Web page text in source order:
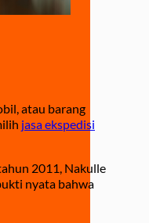
atau barang
jasa ekspedisi
2011, Nakulle
nyata bahwa